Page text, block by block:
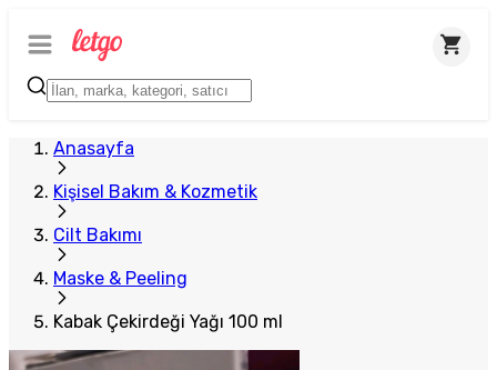
Anasayfa
Kişisel Bakım & Kozmetik
Cilt Bakımı
Maske & Peeling
Kabak Çekirdeği Yağı 100 ml